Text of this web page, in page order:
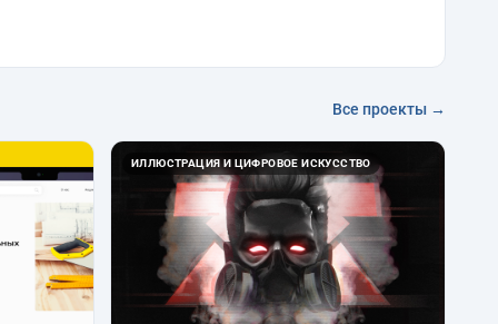
Все проекты →
ИЛЛЮСТРАЦИЯ И ЦИФРОВОЕ ИСКУССТВО